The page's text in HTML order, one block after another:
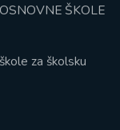
ŠKOLE
za školsku